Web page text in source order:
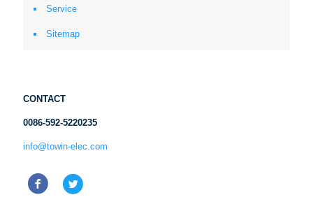
Service
Sitemap
CONTACT
0086-592-5220235
info@towin-elec.com